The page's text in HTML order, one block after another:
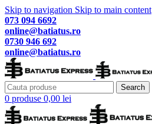
Skip to navigation Skip to main content
073 094 6692
online@batiatus.ro
0730 946 692
online@batiatus.ro
Search
0 produse 0,00 lei